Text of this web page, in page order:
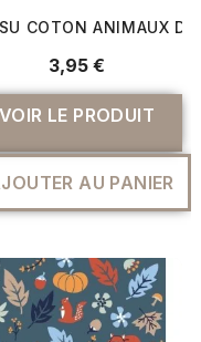
COTON ANIMAUX DE
3,95 €
VOIR LE PRODUIT
AU PANIER